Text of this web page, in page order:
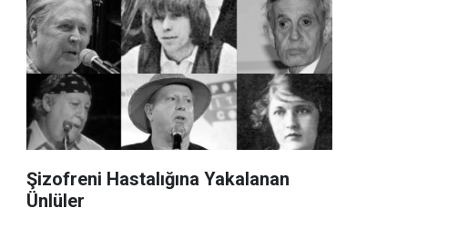
Şizofreni Hastalığına Yakalanan
Ünlüler